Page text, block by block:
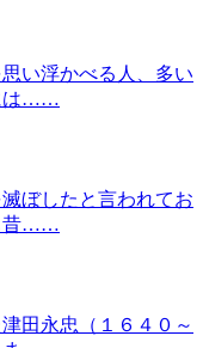
い浮かべる人、多い
は……
ぼしたと言われてお
昔……
田永忠（１６４０～